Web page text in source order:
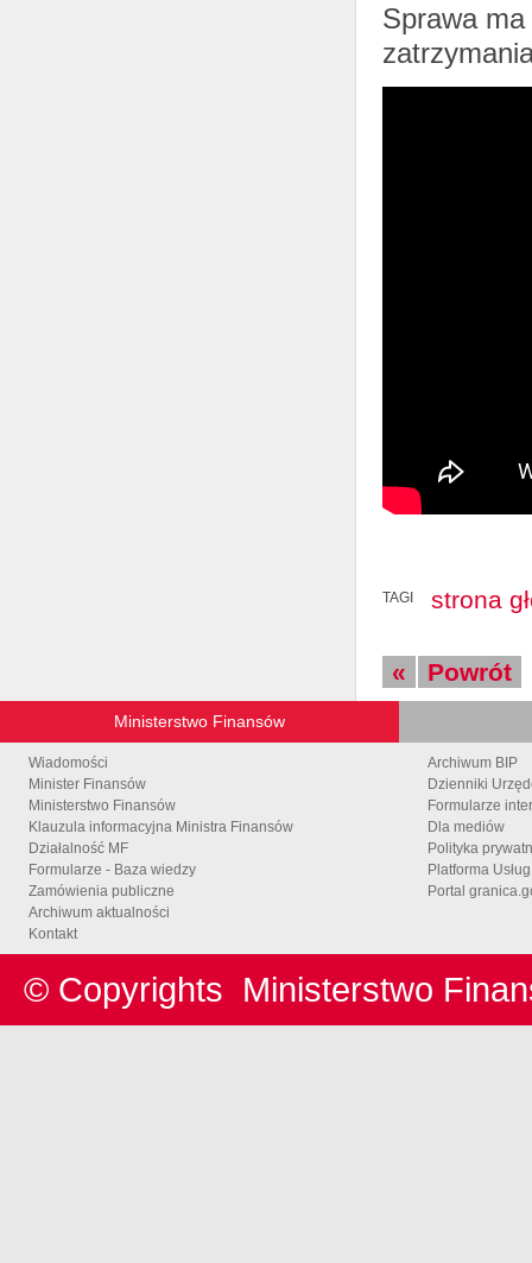
Sprawa
TAGI strona
« Powrót
Ministerstwo Finansów
Wiadomości
Minister Finansów
Ministerstwo Finansów
Klauzula informacyjna Ministra Finansów
Działalność MF
Formularze - Baza wiedzy
Zamówienia publiczne
Archiwum aktualności
Kontakt
Archiwum BIP
Dzienniki
Formularze
Dla mediów
Polityka
Platforma
Portal
© Copyrights Ministerstwo